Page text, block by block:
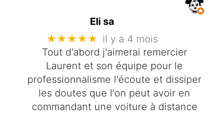
Eli sa
★★★★★ il y a 4 mois
Tout d'abord j'aimerai remercier
Laurent et son équipe pour le
professionnalisme l'écoute et dissiper
les doutes que l'on peut avoir en
commandant une voiture à distance